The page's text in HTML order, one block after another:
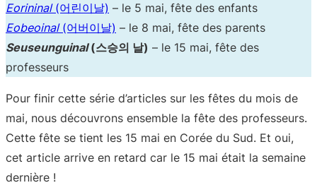
Eorininal(어린이날) – le 5 mai, fête des enfants
Eobeoinal(어버이날) – le 8 mai, fête des parents
Seuseunguinal(스승의 날) – le 15 mai, fête des
professeurs
Pour finir cette série d’articles sur les fêtes du mois de
mai, nous découvrons ensemble la fête des professeurs.
Cette fête se tient les 15 mai en Corée du Sud. Et oui,
cet article arrive en retard car le 15 mai était la semaine
dernière !